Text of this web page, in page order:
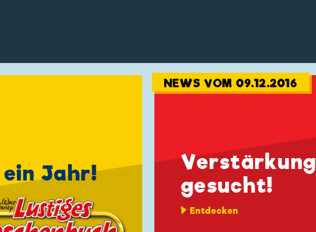
ein Jahr!
NEWS VOM 09.12.2016
Verstärkung
gesucht!
Entdecken